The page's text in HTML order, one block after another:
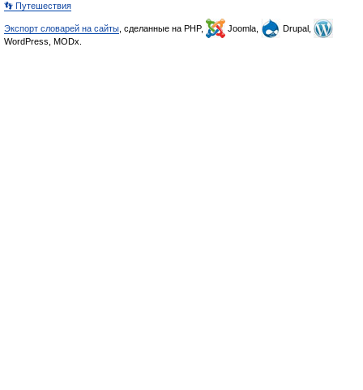
👣 Путешествия
Экспорт словарей на сайты , сделанные на PHP, Joomla,
Drupal,
WordPress, MODx.